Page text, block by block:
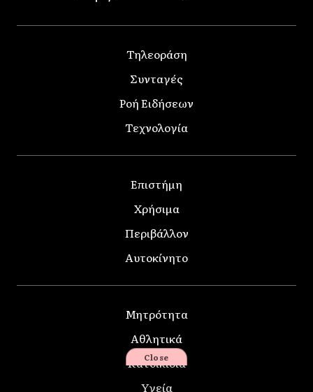
Τηλεοράση
Συνταγές
Ροή Ειδήσεων
Τεχνολογία
Επιστήμη
Χρήσιμα
Περιβάλλον
Αυτοκίνητο
Μητρότητα
Αθλητικά
Κατοικίδια
Υγεία
Close